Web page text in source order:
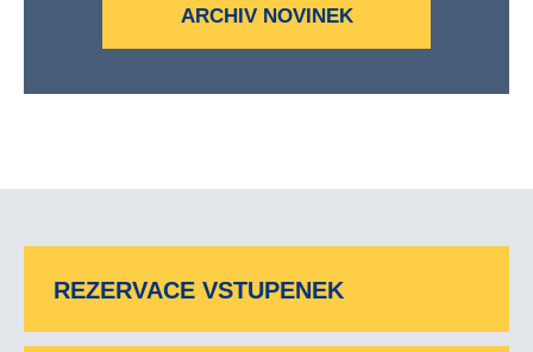
ARCHIV NOVINEK
REZERVACE VSTUPENEK